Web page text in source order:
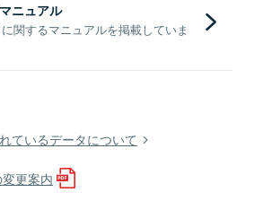
ニュアル
関するマニュアルを掲載していま
ているデータについて
更案内